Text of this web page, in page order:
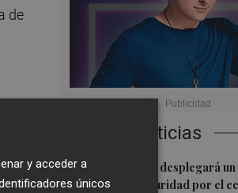
Últimas Noticias
1La Guardia Civil desplegará
especial de seguridad por el
de
y acceder a
únicos